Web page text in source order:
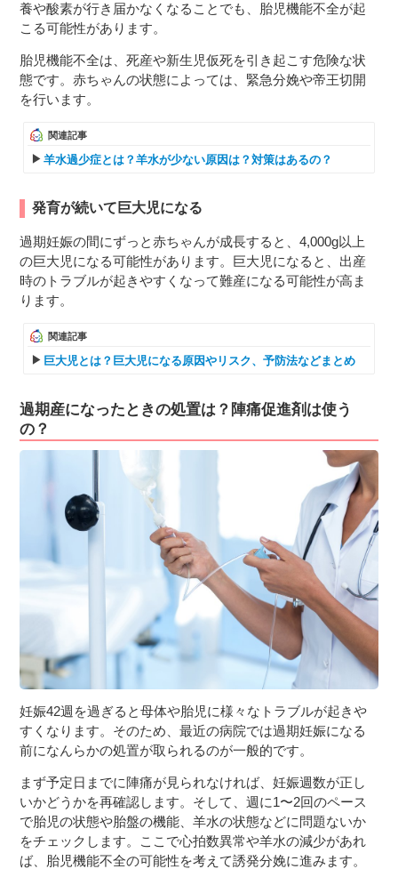
養や酸素が行き届かなくなることでも、胎児機能不全が起
こる可能性があります。
胎児機能不全は、死産や新生児仮死を引き起こす危険な状
態です。赤ちゃんの状態によっては、緊急分娩や帝王切開
を行います。
関連記事
羊水過少症とは？羊水が少ない原因は？対策はあるの？
発育が続いて巨大児になる
過期妊娠の間にずっと赤ちゃんが成長すると、4,000g以上
の巨大児になる可能性があります。巨大児になると、出産
時のトラブルが起きやすくなって難産になる可能性が高ま
ります。
関連記事
巨大児とは？巨大児になる原因やリスク、予防法などまとめ
過期産になったときの処置は？陣痛促進剤は使う
の？
妊娠42週を過ぎると母体や胎児に様々なトラブルが起きや
すくなります。そのため、最近の病院では過期妊娠になる
前になんらかの処置が取られるのが一般的です。
まず予定日までに陣痛が見られなければ、妊娠週数が正し
いかどうかを再確認します。そして、週に1〜2回のペース
で胎児の状態や胎盤の機能、羊水の状態などに問題ないか
をチェックします。ここで心拍数異常や羊水の減少があれ
ば、胎児機能不全の可能性を考えて誘発分娩に進みます。